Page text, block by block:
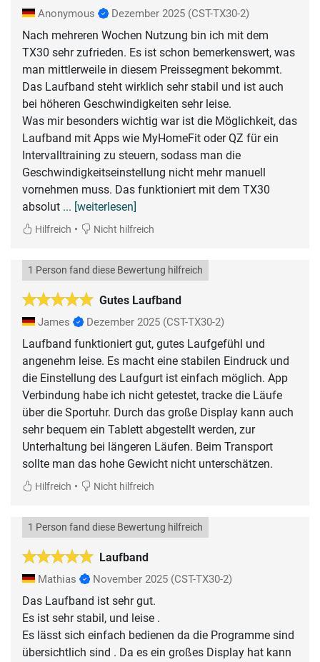
Anonymous Dezember 2025 (CST-TX30-2)
Nach mehreren Wochen Nutzung bin ich mit dem
TX30 sehr zufrieden. Es ist schon bemerkenswert, was
man mittlerweile in diesem Preissegment bekommt.
Das Laufband steht wirklich sehr stabil und ist auch
bei höheren Geschwindigkeiten sehr leise.
Was mir besonders wichtig war ist die Möglichkeit, das
Laufband mit Apps wie MyHomeFit oder QZ für ein
Intervalltraining zu steuern, sodass man die
Geschwindigkeitseinstellung nicht mehr manuell
vornehmen muss. Das funktioniert mit dem TX30
absolut ... [weiterlesen]
Hilfreich • Nicht hilfreich
Gutes Laufband
1 Person fand diese Bewertung hilfreich
James Dezember 2025 (CST-TX30-2)
Laufband funktioniert gut, gutes Laufgefühl und
angenehm leise. Es macht eine stabilen Eindruck und
die Einstellung des Laufgurt ist einfach möglich. App
Verbindung habe ich nicht getestet, tracke die Läufe
über die Sportuhr. Durch das große Display kann auch
sehr bequem ein Tablett abgestellt werden, zur
Unterhaltung bei längeren Läufen. Beim Transport
sollte man das hohe Gewicht nicht unterschätzen.
Hilfreich • Nicht hilfreich
Laufband
1 Person fand diese Bewertung hilfreich
Mathias November 2025 (CST-TX30-2)
Das Laufband ist sehr gut.
Es ist sehr stabil, und leise .
Es lässt sich einfach bedienen da die Programme sind
übersichtlich sind . Da es ein großes Display hat kann